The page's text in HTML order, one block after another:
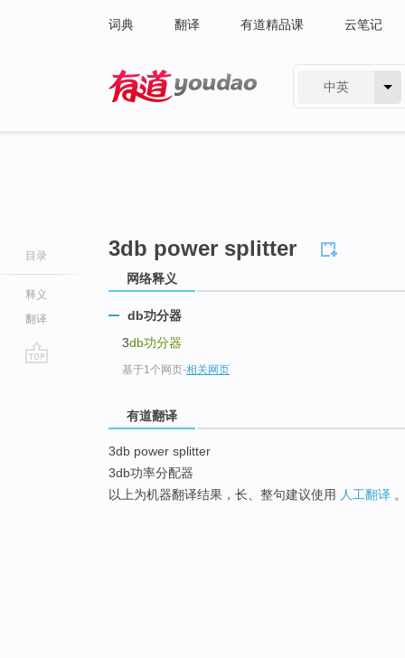
词典 翻译 有道精品课 云笔记
中英
目录
释义
翻译
3db power splitter
网络释义
db功分器
3db功分器
基于1个网页-相关网页
有道翻译
3db power splitter
3db功率分配器
以上为机器翻译结果，长、整句建议使用 人工翻译